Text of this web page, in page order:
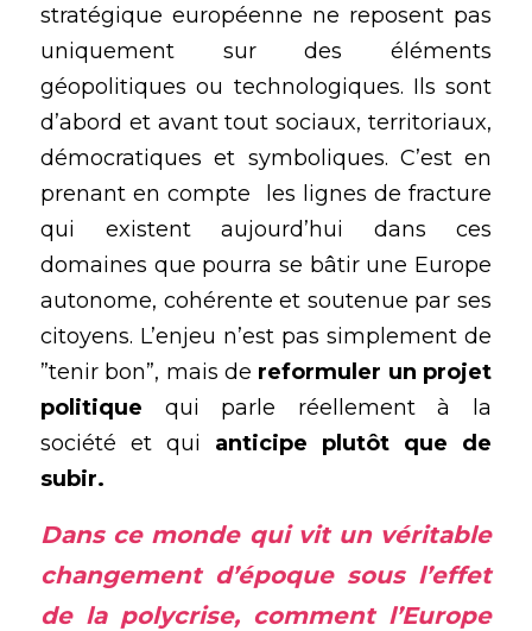
stratégique européenne ne reposent pas
uniquement sur des éléments
géopolitiques ou technologiques. Ils sont
d’abord et avant tout sociaux, territoriaux,
démocratiques et symboliques. C’est en
prenant en compte  les lignes de fracture
qui existent aujourd’hui dans ces
domaines que pourra se bâtir une Europe
autonome, cohérente et soutenue par ses
citoyens. L’enjeu n’est pas simplement de
”tenir bon”, mais de reformuler un projet
politique qui parle réellement à la
société et qui anticipe plutôt que de
subir.
Dans ce monde qui vit un véritable
changement d’époque sous l’effet
de la polycrise, comment l’Europe